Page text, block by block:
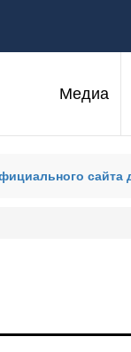
Медиа
сайта